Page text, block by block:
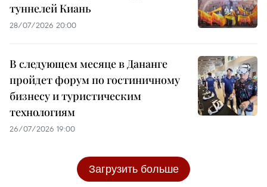
туннелей Киань
28/07/2026 20:00
В следующем месяце в Дананге
пройдет форум по гостиничному
бизнесу и туристическим
технологиям
26/07/2026 19:00
Загрузить больше